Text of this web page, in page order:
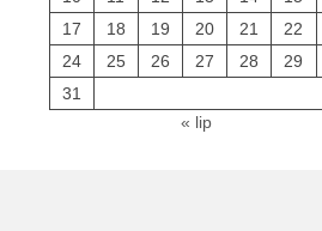
17
18 19 20 21 22
24
25 26 27 28 29
31
« lip